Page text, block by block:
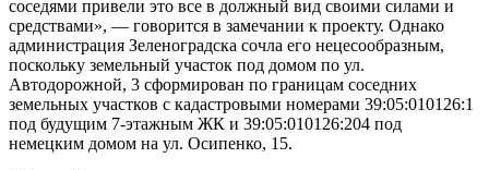
соседями привели это все в должный вид своими силами и
средствами», — говорится в замечании к проекту. Однако
администрация Зеленоградска сочла его нецесообразным,
поскольку земельный участок под домом по ул.
Автодорожной, 3 сформирован по границам соседних
земельных участков с кадастровыми номерами 39:05:010126:1
под будущим 7-этажным ЖК и 39:05:010126:204 под
немецким домом на ул. Осипенко, 15.